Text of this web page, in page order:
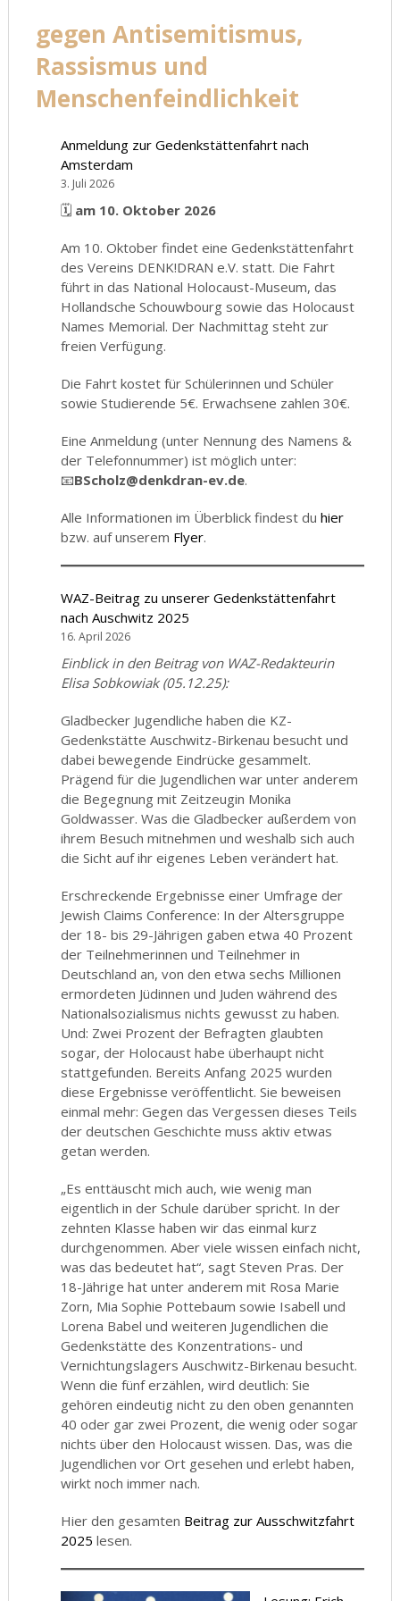
gegen Antisemitismus,
Rassismus und
Menschenfeindlichkeit
Anmeldung zur Gedenkstättenfahrt nach
Amsterdam
3. Juli 2026
🗓️ am 10. Oktober 2026
Am 10. Oktober findet eine Gedenkstättenfahrt
des Vereins DENK!DRAN e.V. statt. Die Fahrt
führt in das National Holocaust-Museum, das
Hollandsche Schouwbourg sowie das Holocaust
Names Memorial. Der Nachmittag steht zur
freien Verfügung.
Die Fahrt kostet für Schülerinnen und Schüler
sowie Studierende 5€. Erwachsene zahlen 30€.
Eine Anmeldung (unter Nennung des Namens &
der Telefonnummer) ist möglich unter:
📧BScholz@denkdran-ev.de.
Alle Informationen im Überblick findest duhier
bzw. auf unserem Flyer.
WAZ-Beitrag zu unserer Gedenkstättenfahrt
nach Auschwitz 2025
16. April 2026
Einblick in den Beitrag von WAZ-Redakteurin
Elisa Sobkowiak (05.12.25):
Gladbecker Jugendliche haben die KZ-
Gedenkstätte Auschwitz-Birkenau besucht und
dabei bewegende Eindrücke gesammelt.
Prägend für die Jugendlichen war unter anderem
die Begegnung mit Zeitzeugin Monika
Goldwasser. Was die Gladbecker außerdem von
ihrem Besuch mitnehmen und weshalb sich auch
die Sicht auf ihr eigenes Leben verändert hat.
Erschreckende Ergebnisse einer Umfrage der
Jewish Claims Conference: In der Altersgruppe
der 18- bis 29-Jährigen gaben etwa 40 Prozent
der Teilnehmerinnen und Teilnehmer in
Deutschland an, von den etwa sechs Millionen
ermordeten Jüdinnen und Juden während des
Nationalsozialismus nichts gewusst zu haben.
Und: Zwei Prozent der Befragten glaubten
sogar, der Holocaust habe überhaupt nicht
stattgefunden. Bereits Anfang 2025 wurden
diese Ergebnisse veröffentlicht. Sie beweisen
einmal mehr: Gegen das Vergessen dieses Teils
der deutschen Geschichte muss aktiv etwas
getan werden.
„Es enttäuscht mich auch, wie wenig man
eigentlich in der Schule darüber spricht. In der
zehnten Klasse haben wir das einmal kurz
durchgenommen. Aber viele wissen einfach nicht,
was das bedeutet hat“, sagt Steven Pras. Der
18-Jährige hat unter anderem mit Rosa Marie
Zorn, Mia Sophie Pottebaum sowie Isabell und
Lorena Babel und weiteren Jugendlichen die
Gedenkstätte des Konzentrations- und
Vernichtungslagers Auschwitz-Birkenau besucht.
Wenn die fünf erzählen, wird deutlich: Sie
gehören eindeutig nicht zu den oben genannten
40 oder gar zwei Prozent, die wenig oder sogar
nichts über den Holocaust wissen. Das, was die
Jugendlichen vor Ort gesehen und erlebt haben,
wirkt noch immer nach.
Hier den gesamten Beitrag zur Ausschwitzfahrt
2025 lesen.